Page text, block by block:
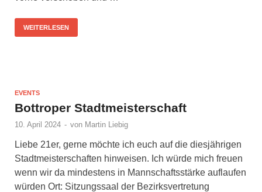
WEITERLESEN
EVENTS
Bottroper Stadtmeisterschaft
10. April 2024 - von Martin Liebig
Liebe 21er, gerne möchte ich euch auf die diesjährigen
Stadtmeisterschaften hinweisen. Ich würde mich freuen
wenn wir da mindestens in Mannschaftsstärke auflaufen
würden Ort: Sitzungssaal der Bezirksvertretung